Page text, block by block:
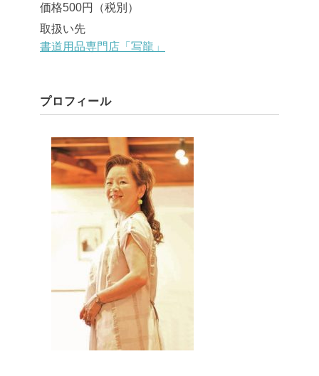
価格500円（税別）
取扱い先
書道用品専門店「写龍」
プロフィール